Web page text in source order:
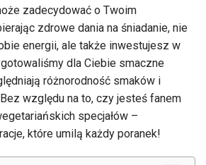
zadecydować o Twoim
zdrowe dania na śniadanie, nie
energii, ale także inwestujesz w
dla Ciebie smaczne
różnorodność smaków i
względu na to, czy jesteś fanem
specjałów –
które umilą każdy poranek!